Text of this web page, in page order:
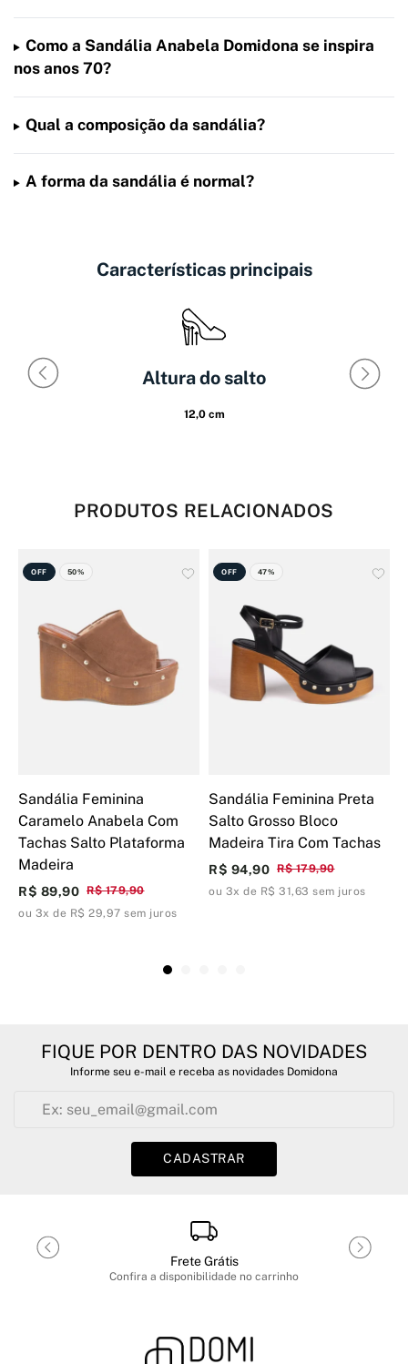
Como a Sandália Anabela Domidona se inspira
nos anos 70?
Qual a composição da sandália?
A forma da sandália é normal?
Características principais
Altura do salto
12,0 cm
PRODUTOS RELACIONADOS
OFF 50%
Sandália Feminina
Caramelo Anabela Com
Tachas Salto Plataforma
Madeira
R$ 179,90
R$ 89,90
ou 3x de R$ 29,97 sem juros
OFF 47%
Sandália Feminina Preta
Salto Grosso Bloco
Madeira Tira Com Tachas
R$ 179,90
R$ 94,90
ou 3x de R$ 31,63 sem juros
FIQUE POR DENTRO DAS NOVIDADES
Informe seu e-mail e receba as novidades Domidona
CADASTRAR
Frete Grátis
Confira a disponibilidade no carrinho